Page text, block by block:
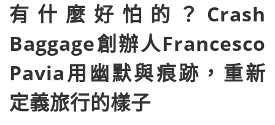
有什麼好怕的？Crash
Baggage創辦人Francesco
Pavia用幽默與痕跡，重新
定義旅行的樣子